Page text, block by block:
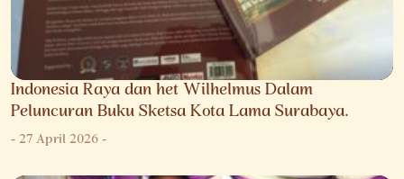
Indonesia Raya dan het Wilhelmus Dalam
Peluncuran Buku Sketsa Kota Lama Surabaya.
-27 April 2026-